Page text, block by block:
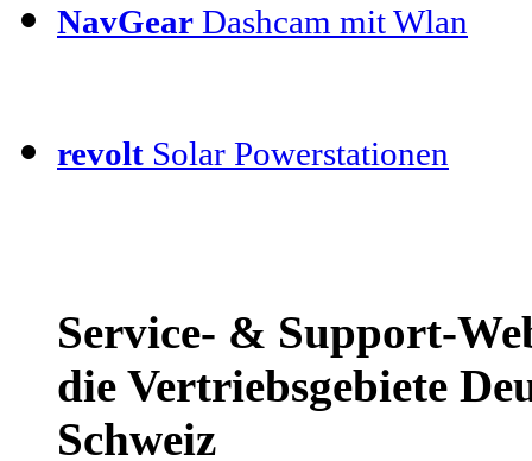
NavGear Dashcam mit Wlan
revolt Solar Powerstationen
Service- & Support-
die Vertriebsgebiete
Schweiz